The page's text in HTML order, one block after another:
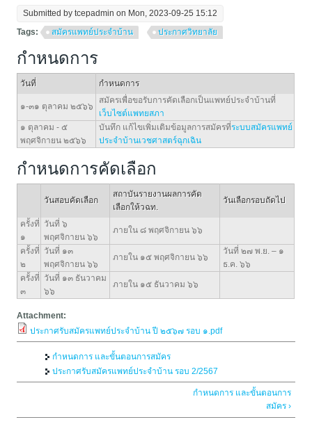
Submitted bytcepadmin on Mon, 2023-09-25 15:12
Tags:
สมัครแพทย์ประจำบ้าน ประกาศวิทยาลัย
กำหนดการ
วันที่ กำหนดการ
๑-๓๑ ตุลาคม ๒๕๖๖
สมัครเพื่อขอรับการคัดเลือกเป็นแพทย์ประจำบ้านที่
เว็บไซต์แพทยสภา
๑ ตุลาคม - ๕
พฤศจิกายน ๒๕๖๖
บันทึก แก้ไขเพิ่มเติมข้อมูลการสมัครที่ระบบสมัครแพทย์
ประจำบ้านเวชศาสตร์ฉุกเฉิน
กำหนดการคัดเลือก
วันสอบคัดเลือก
สถาบันรายงานผลการคัด
เลือกให้วฉท.
วันเลือกรอบถัดไป
ครั้งที่
๑
วันที่ ๖
พฤศจิกายน ๖๖
ภายใน ๘ พฤศจิกายน ๖๖
ครั้งที่
๒
วันที่ ๑๓
พฤศจิกายน ๖๖
ภายใน ๑๕ พฤศจิกายน ๖๖
วันที่ ๒๗ พ.ย. – ๑
ธ.ค. ๖๖
ครั้งที่
๓
วันที่ ๑๓ ธันวาคม
๖๖
ภายใน ๑๕ ธันวาคม ๖๖
Attachment:
ประกาศรับสมัครแพทย์ประจำบ้าน ปี ๒๕๖๗ รอบ ๑.pdf
กำหนดการ และขั้นตอนการสมัคร
ประกาศรับสมัครแพทย์ประจำบ้าน รอบ 2/2567
กำหนดการ และขั้นตอนการ
สมัคร ›